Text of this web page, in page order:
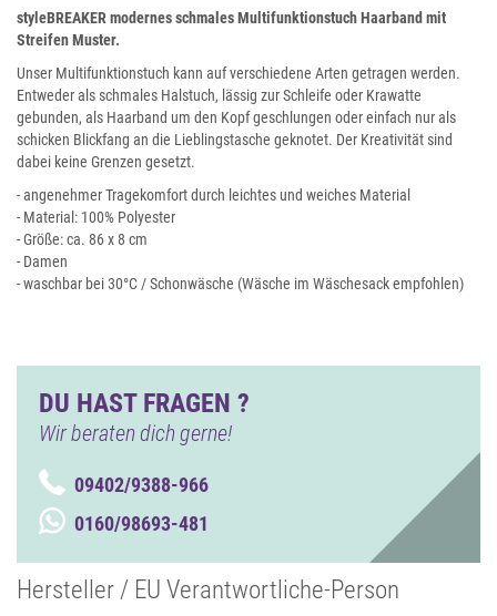
styleBREAKER modernes schmales Multifunktionstuch Haarband mit
Streifen Muster.
Unser Multifunktionstuch kann auf verschiedene Arten getragen werden.
Entweder als schmales Halstuch, lässig zur Schleife oder Krawatte
gebunden, als Haarband um den Kopf geschlungen oder einfach nur als
schicken Blickfang an die Lieblingstasche geknotet. Der Kreativität sind
dabei keine Grenzen gesetzt.
- angenehmer Tragekomfort durch leichtes und weiches Material
- Material: 100% Polyester
- Größe: ca. 86 x 8 cm
- Damen
- waschbar bei 30°C / Schonwäsche (Wäsche im Wäschesack empfohlen)
DU HAST FRAGEN ?
Wir beraten dich gerne!
09402/9388-966
0160/98693-481
Hersteller / EU Verantwortliche-Person